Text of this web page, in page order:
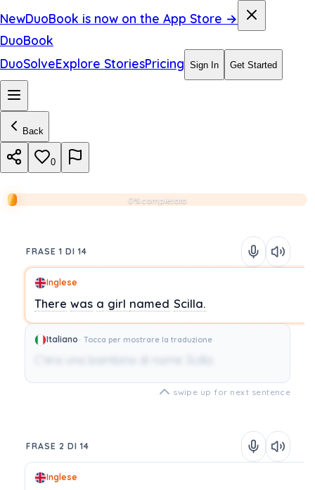
NewDuoBook is now on the App Store →
DuoBook
DuoSolveExplore StoriesPricing Sign In Get Started
Back
0
0% completato
FRASE 1 DI 14
Inglese
There was a girl named Scilla.
Italiano Tocca per mostrare la traduzione
swipe up for next sentence
FRASE 2 DI 14
Inglese